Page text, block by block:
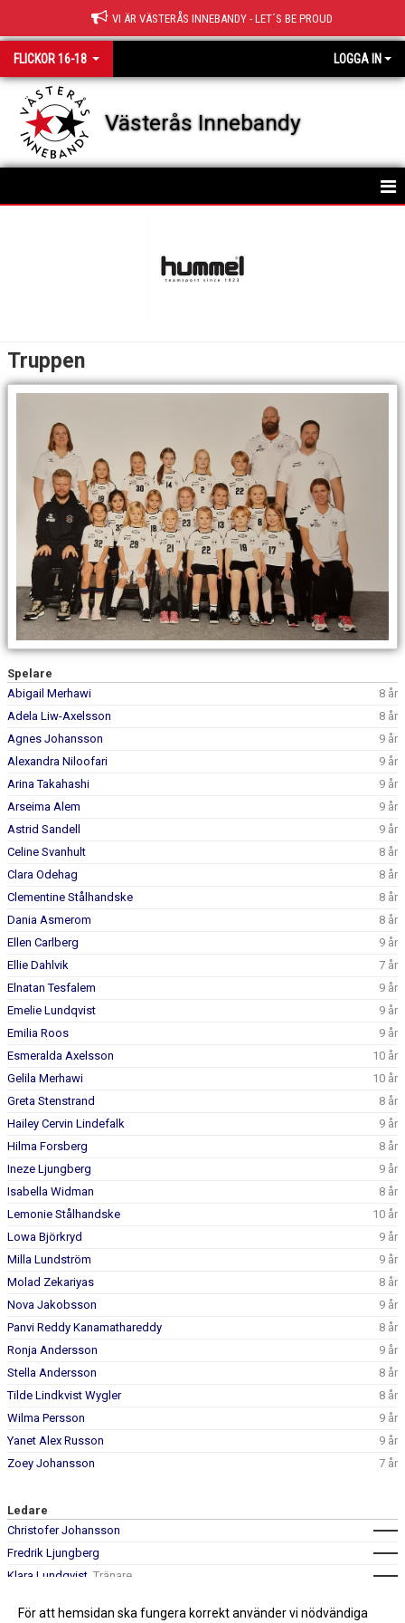
VI ÄR VÄSTERÅS INNEBANDY - LET´S BE PROUD
FLICKOR 16-18 LOGGA IN
Västerås Innebandy
MATCHER
ANMÄL DIG HÄR
Truppen
Spelare
Abigail Merhawi
8 år
Adela Liw-Axelsson
8 år
Agnes Johansson
9 år
Alexandra Niloofari
9 år
Arina Takahashi
9 år
Arseima Alem
9 år
Astrid Sandell
9 år
Celine Svanhult
8 år
Clara Odehag
8 år
Clementine Stålhandske
8 år
Dania Asmerom
8 år
Ellen Carlberg
9 år
Ellie Dahlvik
7 år
Elnatan Tesfalem
9 år
Emelie Lundqvist
9 år
Emilia Roos
9 år
Esmeralda Axelsson
10 år
Gelila Merhawi
10 år
Greta Stenstrand
8 år
Hailey Cervin Lindefalk
9 år
Hilma Forsberg
8 år
Ineze Ljungberg
9 år
Isabella Widman
8 år
Lemonie Stålhandske
10 år
Lowa Björkryd
9 år
Milla Lundström
9 år
Molad Zekariyas
8 år
Nova Jakobsson
9 år
Panvi Reddy Kanamathareddy
8 år
Ronja Andersson
9 år
Stella Andersson
8 år
Tilde Lindkvist Wygler
8 år
Wilma Persson
9 år
Yanet Alex Russon
9 år
Zoey Johansson
7 år
Ledare
Christofer Johansson
Fredrik Ljungberg
Klara Lundqvist , Tränare
För att hemsidan ska fungera korrekt använder vi nödvändiga